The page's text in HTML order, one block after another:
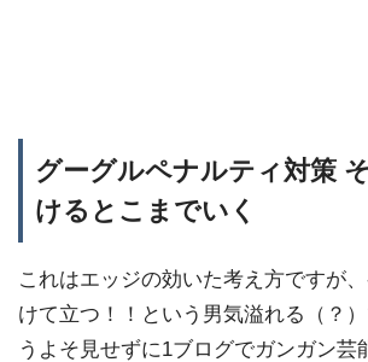
グーグルペナルティ対策
けるとこまでいく
これはエッジの効いた考え方ですが
けて立つ！！という男気溢れる（？
うよそ見せずに1ブログでガンガン芸